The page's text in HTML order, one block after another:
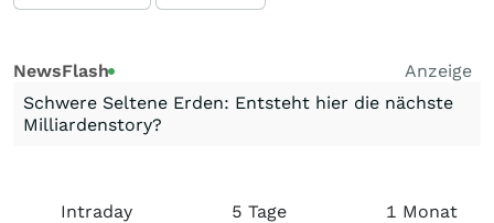
NewsFlash
Anzeige
Schwere Seltene Erden: Entsteht hier die nächste
Milliardenstory?
Intraday 5 Tage 1 Monat